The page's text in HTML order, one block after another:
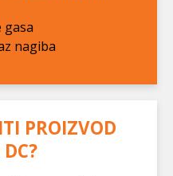
nagiba
PROIZVOD
?